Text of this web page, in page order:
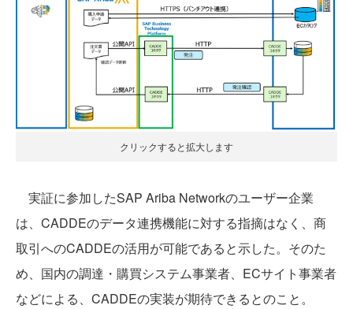
クリックすると拡大します
実証に参加したSAP Ariba Networkのユーザー企業
は、CADDEのデータ連携機能に対する指摘はなく、商
取引へのCADDEの活用が可能であると示した。そのた
め、国内の調達・購買システム事業者、ECサイト事業者
などによる、CADDEの実装が期待できるとのこと。